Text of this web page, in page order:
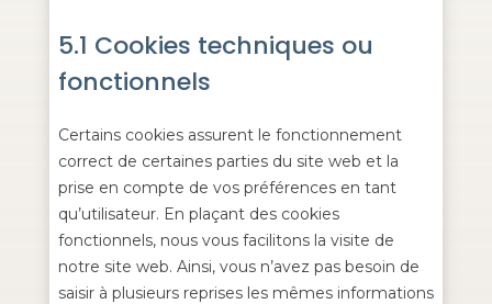
5.1 Cookies techniques ou
fonctionnels
Certains cookies assurent le fonctionnement
correct de certaines parties du site web et la
prise en compte de vos préférences en tant
qu’utilisateur. En plaçant des cookies
fonctionnels, nous vous facilitons la visite de
notre site web. Ainsi, vous n’avez pas besoin de
saisir à plusieurs reprises les mêmes informations